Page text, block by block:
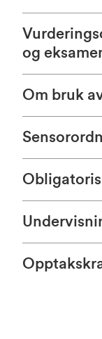
og
Om bruk